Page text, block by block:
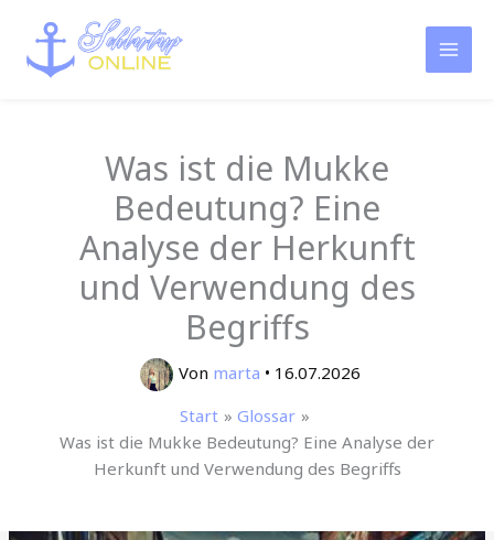
Inhalt
springen
Was ist die Mukke
Bedeutung? Eine
Analyse der Herkunft
und Verwendung des
Begriffs
Von marta • 16.07.2026
Start
Glossar
Was ist die Mukke Bedeutung? Eine Analyse der
Herkunft und Verwendung des Begriffs